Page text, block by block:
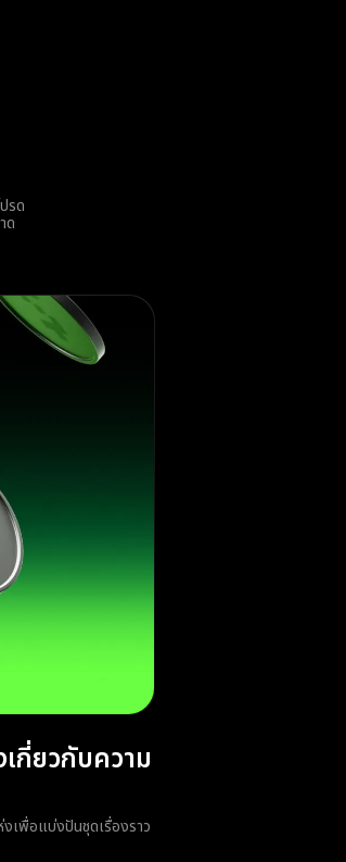
รด
ด
กี่ยวกับความ
เพื่อแบ่งปันชุดเรื่องราว